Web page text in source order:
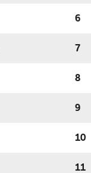
6
7
8
9
10
11